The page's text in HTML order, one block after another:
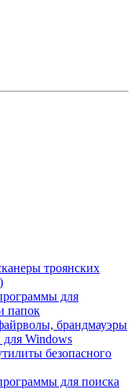
троянских
для
папок
брандмауэры
Windows
безопасного
для поиска